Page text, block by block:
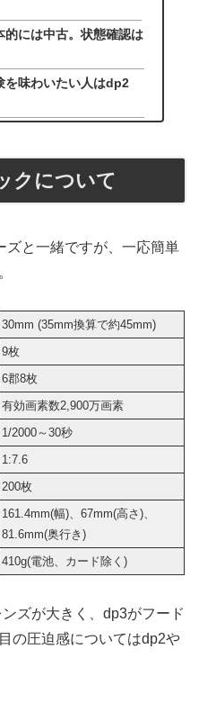
的には中古。状態確認は
を味わいたい人はdp2
クについて
ズと一緒ですが、一応簡単
30mm (35mm換算で約45mm)
9枚
6郡8枚
有効画素数2,900万画素
1/2000～30秒
1:7.6
200枚
161.4mm(幅)、67mm(高さ)、
81.6mm(奥行き)
410g(電池、カード除く)
ズが大きく、dp3がフード
の圧迫感についてはdp2や